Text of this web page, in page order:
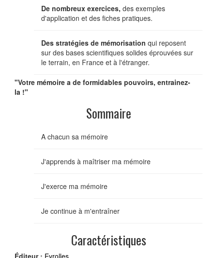
De nombreux exercices, des exemples
d'application et des fiches pratiques.
Des stratégies de mémorisation qui reposent
sur des bases scientifiques solides éprouvées sur
le terrain, en France et à l'étranger.
"Votre mémoire a de formidables pouvoirs, entrainez-
la !"
Sommaire
A chacun sa mémoire
J'apprends à maîtriser ma mémoire
J'exerce ma mémoire
Je continue à m'entraîner
Caractéristiques